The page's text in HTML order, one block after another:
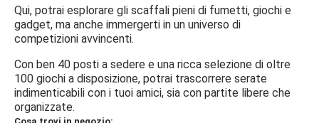
Qui, potrai esplorare gli scaffali pieni di fumetti, giochi e
gadget, ma anche immergerti in un universo di
competizioni avvincenti.
Con ben 40 posti a sedere e una ricca selezione di oltre
100 giochi a disposizione, potrai trascorrere serate
indimenticabili con i tuoi amici, sia con partite libere che
organizzate.